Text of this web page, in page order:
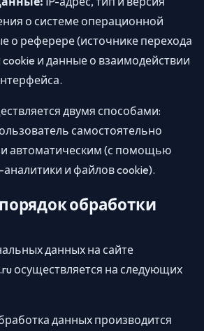
о системе операционной
о реферере (источнике перехода
и данные о взаимодействии
двумя способами:
самостоятельно
автоматическим (с помощью
и файлов cookie).
обработки
данных на сайте
осуществляется на следующих
данных производится